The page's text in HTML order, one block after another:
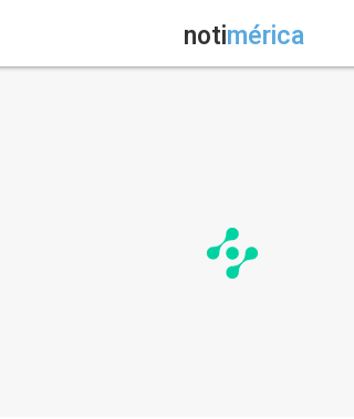
notimérica